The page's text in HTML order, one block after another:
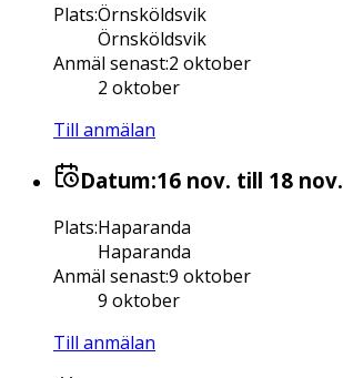
Plats:Örnsköldsvik
Örnsköldsvik
Anmäl senast:2 oktober
2 oktober
Till anmälan
Datum:16 nov. till 18 nov.
Plats:Haparanda
Haparanda
Anmäl senast:9 oktober
9 oktober
Till anmälan